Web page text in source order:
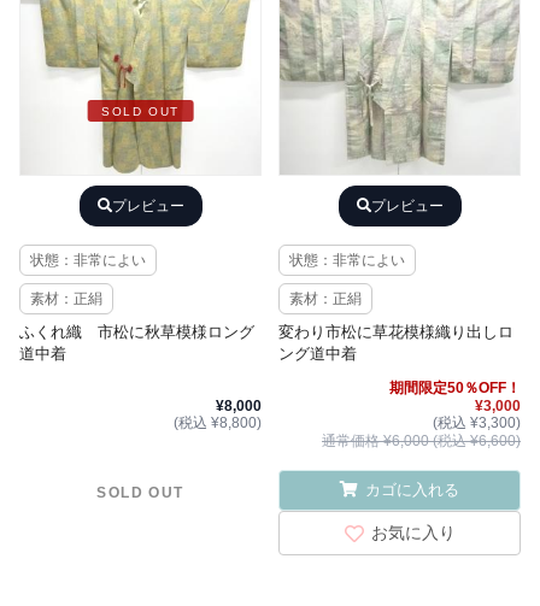
SOLD OUT
プレビュー
状態：非常によい
素材：正絹
ふくれ織 市松に秋草模様ロング
道中着
¥8,000
(税込 ¥8,800)
SOLD OUT
プレビュー
状態：非常によい
素材：正絹
変わり市松に草花模様織り出しロ
ング道中着
期間限定50％OFF！
¥3,000
(税込 ¥3,300)
通常価格 ¥6,000 (税込 ¥6,600)
カゴに入れる
お気に入り